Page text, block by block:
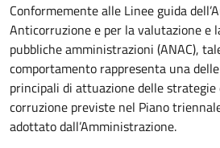
Conformemente alle Linee guida
Anticorruzione e per la valutazione e
pubbliche amministrazioni (ANAC),
comportamento rappresenta una
principali di attuazione delle
corruzione previste nel Piano
adottato dall’Amministrazione.